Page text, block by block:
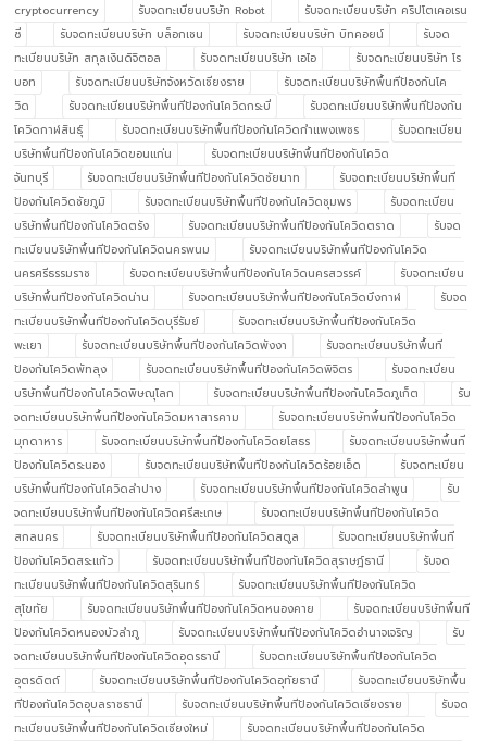
cryptocurrency
รับจดทะเบียนบริษัท Robot
รับจดทะเบียนบริษัท คริปโตเคอเรน
ซี่
รับจดทะเบียนบริษัท บล็อกเชน รับจดทะเบียนบริษัท บิทคอยน์
รับจด
ทะเบียนบริษัท สกุลเงินดิจิตอล
รับจดทะเบียนบริษัท เอไอ
รับจดทะเบียนบริษัท โร
บอท
รับจดทะเบียนบริษัทจังหวัดเชียงราย
รับจดทะเบียนบริษัทพื้นทีป้องกันโค
วิด
รับจดทะเบียนบริษัทพื้นทีป้องกันโควิดกระบี่
รับจดทะเบียนบริษัทพื้นทีป้องกัน
โควิดกาฬสินธุ์
รับจดทะเบียนบริษัทพื้นทีป้องกันโควิดกำแพงเพชร
รับจดทะเบียน
บริษัทพื้นทีป้องกันโควิดขอนแก่น
รับจดทะเบียนบริษัทพื้นทีป้องกันโควิด
จันทบุรี
รับจดทะเบียนบริษัทพื้นทีป้องกันโควิดชัยนาท
รับจดทะเบียนบริษัทพื้นที
ป้องกันโควิดชัยภูมิ
รับจดทะเบียนบริษัทพื้นทีป้องกันโควิดชุมพร
รับจดทะเบียน
บริษัทพื้นทีป้องกันโควิดตรัง
รับจดทะเบียนบริษัทพื้นทีป้องกันโควิดตราด
รับจด
ทะเบียนบริษัทพื้นทีป้องกันโควิดนครพนม
รับจดทะเบียนบริษัทพื้นทีป้องกันโควิด
นครศรีธรรมราช
รับจดทะเบียนบริษัทพื้นทีป้องกันโควิดนครสวรรค์
รับจดทะเบียน
บริษัทพื้นทีป้องกันโควิดน่าน
รับจดทะเบียนบริษัทพื้นทีป้องกันโควิดบึงกาฬ
รับจด
ทะเบียนบริษัทพื้นทีป้องกันโควิดบุรีรัมย์
รับจดทะเบียนบริษัทพื้นทีป้องกันโควิด
พะเยา
รับจดทะเบียนบริษัทพื้นทีป้องกันโควิดพังงา
รับจดทะเบียนบริษัทพื้นที
ป้องกันโควิดพัทลุง
รับจดทะเบียนบริษัทพื้นทีป้องกันโควิดพิจิตร
รับจดทะเบียน
บริษัทพื้นทีป้องกันโควิดพิษณุโลก
รับจดทะเบียนบริษัทพื้นทีป้องกันโควิดภูเก็ต
รับ
จดทะเบียนบริษัทพื้นทีป้องกันโควิดมหาสารคาม
รับจดทะเบียนบริษัทพื้นทีป้องกันโควิด
มุกดาหาร
รับจดทะเบียนบริษัทพื้นทีป้องกันโควิดยโสธร
รับจดทะเบียนบริษัทพื้นที
ป้องกันโควิดระนอง
รับจดทะเบียนบริษัทพื้นทีป้องกันโควิดร้อยเอ็ด
รับจดทะเบียน
บริษัทพื้นทีป้องกันโควิดลำปาง
รับจดทะเบียนบริษัทพื้นทีป้องกันโควิดลำพูน
รับ
จดทะเบียนบริษัทพื้นทีป้องกันโควิดศรีสะเกษ
รับจดทะเบียนบริษัทพื้นทีป้องกันโควิด
สกลนคร
รับจดทะเบียนบริษัทพื้นทีป้องกันโควิดสตูล
รับจดทะเบียนบริษัทพื้นที
ป้องกันโควิดสระแก้ว
รับจดทะเบียนบริษัทพื้นทีป้องกันโควิดสุราษฎ์ธานี
รับจด
ทะเบียนบริษัทพื้นทีป้องกันโควิดสุรินทร์
รับจดทะเบียนบริษัทพื้นทีป้องกันโควิด
สุโขทัย
รับจดทะเบียนบริษัทพื้นทีป้องกันโควิดหนองคาย
รับจดทะเบียนบริษัทพื้นที
ป้องกันโควิดหนองบัวลำภู
รับจดทะเบียนบริษัทพื้นทีป้องกันโควิดอำนาจเจริญ
รับ
จดทะเบียนบริษัทพื้นทีป้องกันโควิดอุดรธานี
รับจดทะเบียนบริษัทพื้นทีป้องกันโควิด
อุตรดิตถ์
รับจดทะเบียนบริษัทพื้นทีป้องกันโควิดอุทัยธานี
รับจดทะเบียนบริษัทพื้น
ทีป้องกันโควิดอุบลราชธานี
รับจดทะเบียนบริษัทพื้นทีป้องกันโควิดเชียงราย
รับจด
ทะเบียนบริษัทพื้นทีป้องกันโควิดเชียงใหม่
รับจดทะเบียนบริษัทพื้นทีป้องกันโควิด